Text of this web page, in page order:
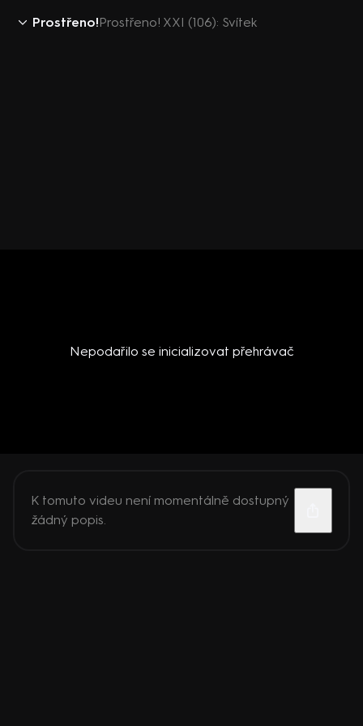
Prostřeno!Prostřeno! XXI (106): Svítek
Nepodařilo se inicializovat přehrávač
K tomuto videu není momentálně dostupný
žádný popis.